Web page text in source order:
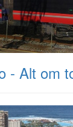
- Alt om